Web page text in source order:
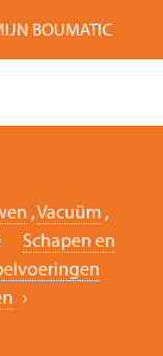
BOUMATIC
,Vacuüm ,
Schapen en
›